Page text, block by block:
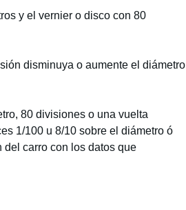
y el vernier o disco con 80
disminuya o aumente el diámetro
80 divisiones o una vuelta
1/100 u 8/10 sobre el diámetro ó
carro con los datos que